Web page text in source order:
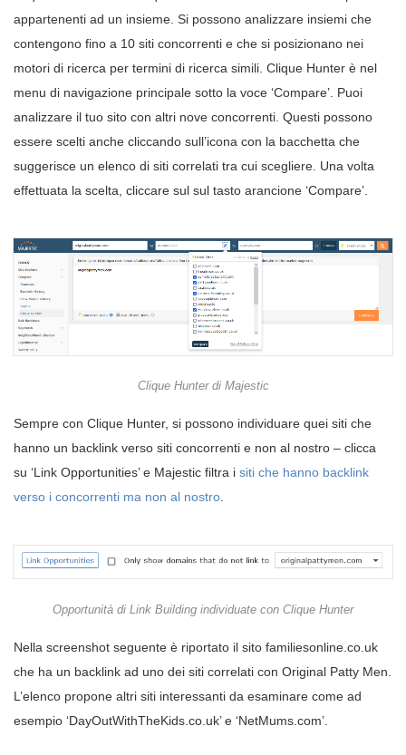
appartenenti ad un insieme. Si possono analizzare insiemi che
contengono fino a 10 siti concorrenti e che si posizionano nei
motori di ricerca per termini di ricerca simili. Clique Hunter è nel
menu di navigazione principale sotto la voce ‘Compare’. Puoi
analizzare il tuo sito con altri nove concorrenti. Questi possono
essere scelti anche cliccando sull’icona con la bacchetta che
suggerisce un elenco di siti correlati tra cui scegliere. Una volta
effettuata la scelta, cliccare sul sul tasto arancione ‘Compare’.
Clique Hunter di Majestic
Sempre con Clique Hunter, si possono individuare quei siti che
hanno un backlink verso siti concorrenti e non al nostro – clicca
su ‘Link Opportunities’ e Majestic filtra i siti che hanno backlink
verso i concorrenti ma non al nostro.
Opportunità di Link Building individuate con Clique Hunter
Nella screenshot seguente è riportato il sito familiesonline.co.uk
che ha un backlink ad uno dei siti correlati con Original Patty Men.
L’elenco propone altri siti interessanti da esaminare come ad
esempio ‘DayOutWithTheKids.co.uk’ e ‘NetMums.com’.